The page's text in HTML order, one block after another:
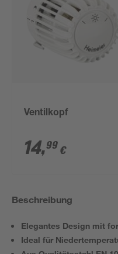
Ventilkopf
14,99 €
Beschreibung
Elegantes Design mit
Ideal für